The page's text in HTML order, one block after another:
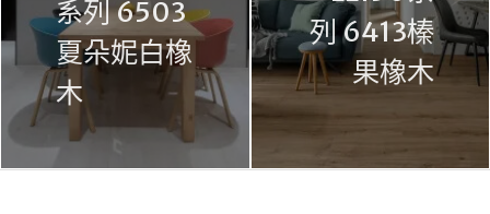
系列 6503
夏朵妮白橡
木
列 6413榛
果橡木